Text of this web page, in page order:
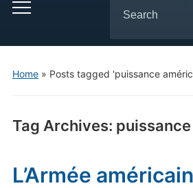
for:
Home» Posts tagged 'puissance
Tag Archives:
L’Armée